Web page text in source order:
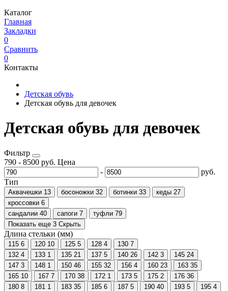
Каталог
Главная
Закладки
0
Сравнить
0
Контакты
Детская обувь
Детская обувь для девочек
Детская обувь для девочек
Фильтр
790 - 8500 руб. Цена
-
руб.
Тип
Аквачешки 13 босоножки 32 ботинки 33 кеды 27
кроссовки 6
сандалии 40 сапоги 7 туфли 79
Показать еще 3 Скрыть
Длина стельки (мм)
115 6 120 10 125 5 128 4 130 7
132 4 133 1 135 21 137 5 140 26 142 3 145 24
147 3 148 1 150 46 155 32 156 4 160 23 163 35
165 10 167 7 170 38 172 1 173 5 175 2 176 36
180 8 181 1 183 35 185 6 187 5 190 40 193 5 195 4